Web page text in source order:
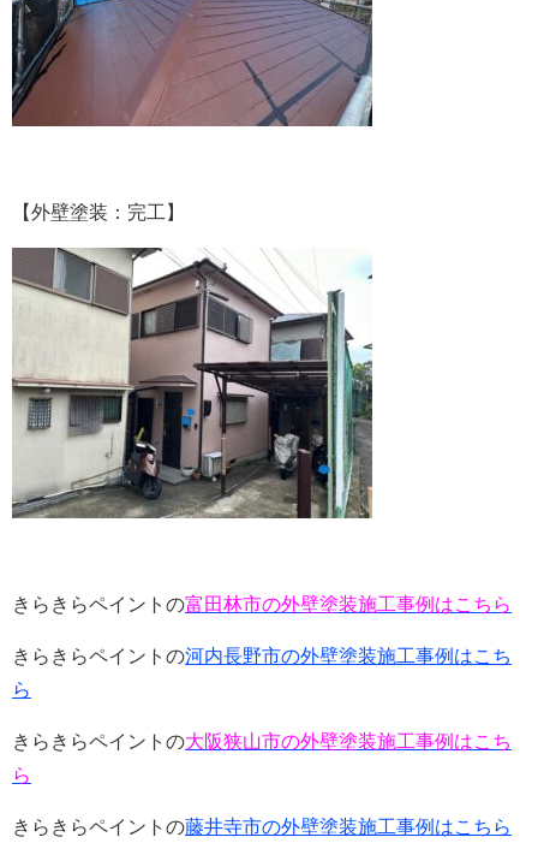
【外壁塗装：完工】
きらきらペイントの富田林市の外壁塗装施工事例はこちら
きらきらペイントの河内長野市の外壁塗装施工事例はこち
ら
きらきらペイントの大阪狭山市の外壁塗装施工事例はこち
ら
きらきらペイントの藤井寺市の外壁塗装施工事例はこちら